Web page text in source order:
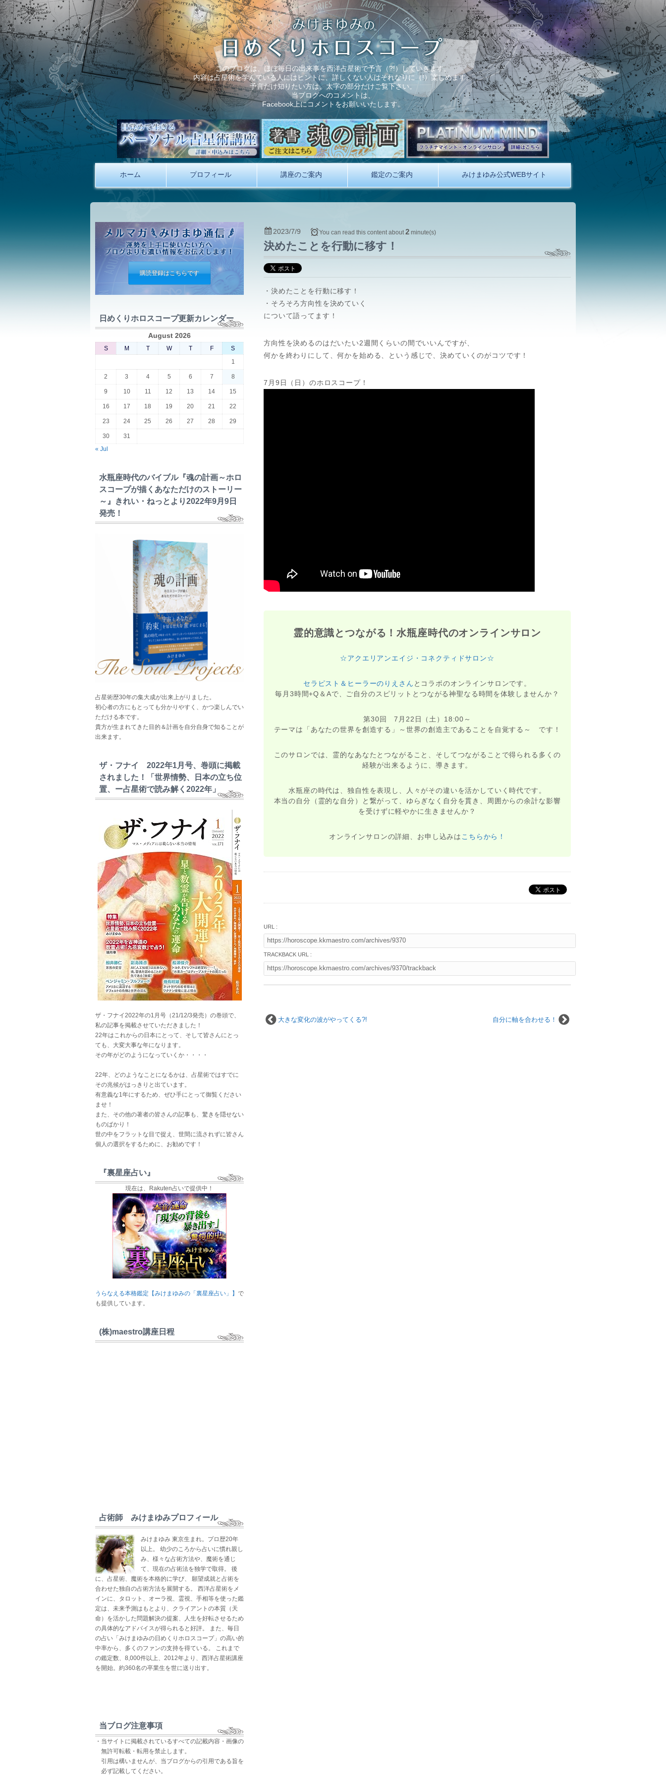
このブログは、ほぼ毎日の出来事を西洋占星術で予言（?!）していきます。
内容は占星術を学んでいる人にはヒントに、詳しくない人はそれなりに（!）楽しめます。
予言だけ知りたい方は、太字の部分だけご覧下さい。
当ブログへのコメントは、
Facebook上にコメントをお願いいたします。
ホーム プロフィール 講座のご案内 鑑定のご案内 みけまゆみ公式WEBサイト
決めたことを行動に移す！
2023/7/9 You can read this content about2 minute(s)
・決めたことを行動に移す！
・そろそろ方向性を決めていく
について語ってます！
方向性を決めるのはだいたい2週間くらいの間でいいんですが、
何かを終わりにして、何かを始める、という感じで、決めていくのがコツです！
7月9日（日）のホロスコープ！
霊的意識とつながる！水瓶座時代のオンラインサロン
☆アクエリアンエイジ・コネクティドサロン☆
セラピスト＆ヒーラーのりえさん とコラボのオンラインサロンです。
毎月3時間+Q＆Aで、ご自分のスピリットとつながる神聖なる時間を体験しませんか？
第30回 7月22日（土）18:00～
テーマは「あなたの世界を創造する」～世界の創造主であることを自覚する～ です！
このサロンでは、霊的なあなたとつながること、そしてつながることで得られる多くの
経験が出来るように、導きます。
水瓶座の時代は、独自性を表現し、人々がその違いを活かしていく時代です。
本当の自分（霊的な自分）と繋がって、ゆらぎなく自分を貫き、周囲からの余計な影響
を受けずに軽やかに生きませんか？
オンラインサロンの詳細、お申し込みは こちらから！
URL :
TRACKBACK URL :
自分に軸を合わせる！
大きな変化の波がやってくる?!
購読登録はこちらです
日めくりホロスコープ更新カレンダー
August 2026
S M T W T F
S
1
2 3 4 5 6 7 8
9 10 11 12 13 14 15
16 17 18 19 20 21 22
23 24 25 26 27 28 29
30
31
« Jul
水瓶座時代のバイブル『魂の計画～ホロ
スコープが描くあなただけのストーリー
～』きれい・ねっとより2022年9月9日
発売！
占星術歴30年の集大成が出来上がりました。
初心者の方にもとっても分かりやすく、かつ楽しんでい
ただける本です。
貴方が生まれてきた目的＆計画を自分自身で知ることが
出来ます。
ザ・フナイ 2022年1月号、巻頭に掲載
されました！「世界情勢、日本の立ち位
置、ー占星術で読み解く2022年」
ザ・フナイ2022年の1月号（21/12/3発売）の巻頭で、
私の記事を掲載させていただきました！
22年はこれからの日本にとって、そして皆さんにとっ
ても、大変大事な年になります。
その年がどのようになっていくか・・・・
22年、どのようなことになるかは、占星術ではすでに
その兆候がはっきりと出ています。
有意義な1年にするため、ぜひ手にとって御覧ください
ませ！
また、その他の著者の皆さんの記事も、驚きを隠せない
ものばかり！
世の中をフラットな目で捉え、世間に流されずに皆さん
個人の選択をするために、お勧めです！
『裏星座占い』
現在は、Rakuten占いで提供中！
うらなえる本格鑑定【みけまゆみの「裏星座占い」】 で
も提供しています。
(株)maestro講座日程
占術師 みけまゆみプロフィール
みけまゆみ 東京生まれ。プロ歴20年
以上。 幼少のころから占いに慣れ親し
み、様々な占術方法や、魔術を通じ
て、現在の占術法を独学で取得。 後
に、占星術、魔術を本格的に学び、 願望成就と占術を
合わせた独自の占術方法を展開する。 西洋占星術をメ
インに、タロット、オーラ視、霊視、手相等を使った鑑
定は、未来予測はもとより、クライアントの本質（天
命）を活かした問題解決の提案、人生を好転させるため
の具体的なアドバイスが得られると好評。 また、毎日
の占い「みけまゆみの日めくりホロスコープ」の高い的
中率から、多くのファンの支持を得ている。 これまで
の鑑定数、8,000件以上、2012年より、西洋占星術講座
を開始。約360名の卒業生を世に送り出す。
当ブログ注意事項
・当サイトに掲載されているすべての記載内容・画像の
無許可転載・転用を禁止します。
引用は構いませんが、当ブログからの引用である旨を
必ず記載してください。